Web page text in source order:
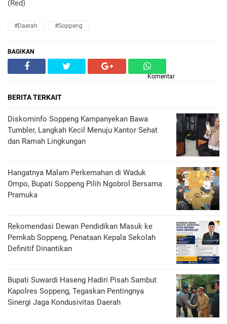
(Red)
#Daerah #Soppeng
BAGIKAN
Komentar
BERITA TERKAIT
Diskominfo Soppeng Kampanyekan Bawa
Tumbler, Langkah Kecil Menuju Kantor Sehat
dan Ramah Lingkungan
Hangatnya Malam Perkemahan di Waduk
Ompo, Bupati Soppeng Pilih Ngobrol Bersama
Pramuka
Rekomendasi Dewan Pendidikan Masuk ke
Pemkab Soppeng, Penataan Kepala Sekolah
Definitif Dinantikan
Bupati Suwardi Haseng Hadiri Pisah Sambut
Kapolres Soppeng, Tegaskan Pentingnya
Sinergi Jaga Kondusivitas Daerah